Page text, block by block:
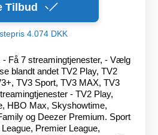
Tilbud
4.074 DKK
- Få 7 streamingtjenester, - Vælg
blandt andet TV2 Play, TV2
TV3 Sport, TV3 MAX, TV3
- TV2 Play,
HBO Max, Skyshowtime,
og Deezer Premium. Sport
Premier League,